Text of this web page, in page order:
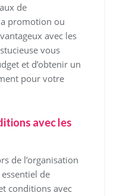
de
promotion ou
avec les
vous
et d’obtenir un
pour votre
avec les
de l’organisation
de
conditions avec